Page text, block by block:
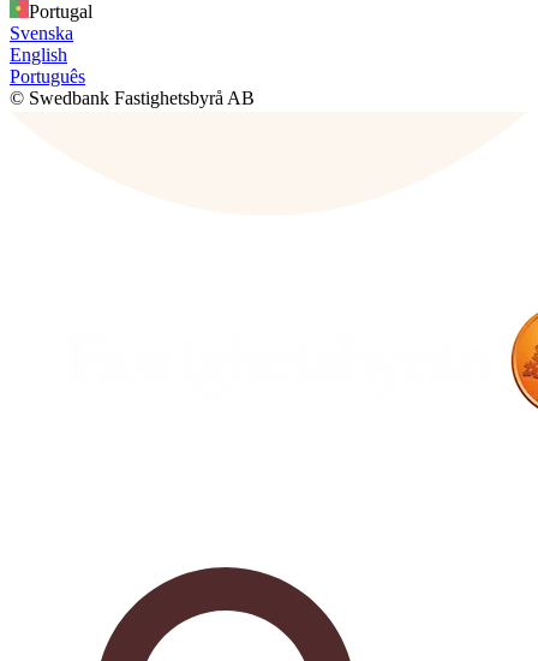
Portugal
Svenska
English
Português
© Swedbank Fastighetsbyrå AB